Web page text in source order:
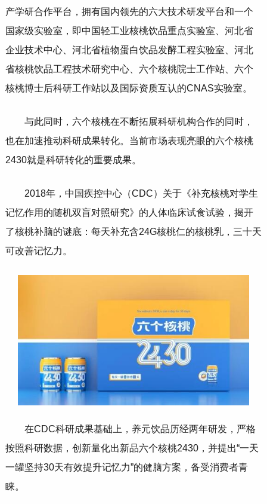
产学研合作平台，拥有国内领先的六大技术研发平台和一个
国家级实验室，即中国轻工业核桃饮品重点实验室、河北省
企业技术中心、河北省植物蛋白饮品发酵工程实验室、河北
省核桃饮品工程技术研究中心、六个核桃院士工作站、六个
核桃博士后科研工作站以及国际资质互认的CNAS实验室。
与此同时，六个核桃在不断拓展科研机构合作的同时，
也在加速推动科研成果转化。当前市场表现亮眼的六个核桃
2430就是科研转化的重要成果。
2018年，中国疾控中心（CDC）关于《补充核桃对学生
记忆作用的随机双盲对照研究》的人体临床试食试验，揭开
了核桃补脑的谜底：每天补充含24G核桃仁的核桃乳，三十天
可改善记忆力。
在CDC科研成果基础上，养元饮品历经两年研发，严格
按照科研数据，创新量化出新品六个核桃2430，并提出“一天
一罐坚持30天有效提升记忆力”的健脑方案，备受消费者青
睐。